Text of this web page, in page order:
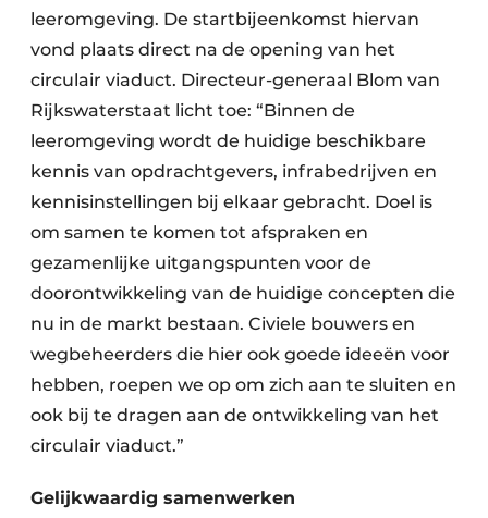
leeromgeving. De startbijeenkomst hiervan
vond plaats direct na de opening van het
circulair viaduct. Directeur-generaal Blom van
Rijkswaterstaat licht toe: “Binnen de
leeromgeving wordt de huidige beschikbare
kennis van opdrachtgevers, infrabedrijven en
kennisinstellingen bij elkaar gebracht. Doel is
om samen te komen tot afspraken en
gezamenlijke uitgangspunten voor de
doorontwikkeling van de huidige concepten die
nu in de markt bestaan. Civiele bouwers en
wegbeheerders die hier ook goede ideeën voor
hebben, roepen we op om zich aan te sluiten en
ook bij te dragen aan de ontwikkeling van het
circulair viaduct.”
Gelijkwaardig samenwerken